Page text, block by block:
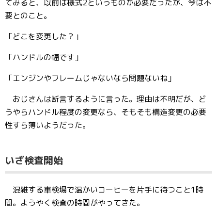
てみると、以前は様式2というものが必要だったが、今は不
要とのこと。
「どこを変更した？」
「ハンドルの幅です」
「エンジンやフレームじゃないなら問題ないね」
おじさんは断言するように言った。理由は不明だが、ど
うやらハンドル程度の変更なら、そもそも構造変更の必要
性すら薄いようだった。
いざ検査開始
混雑する車検場で温かいコーヒーを片手に待つこと1時
間。ようやく検査の時間がやってきた。